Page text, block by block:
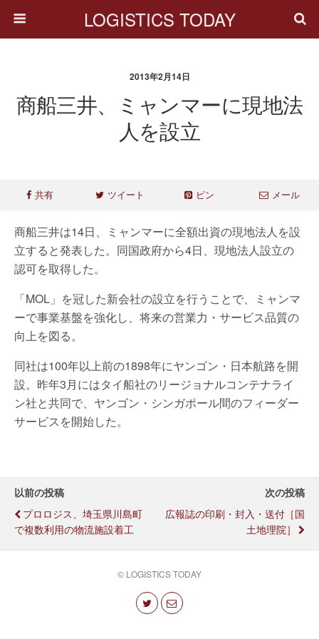
LOGISTICS TODAY
2013年2月14日
商船三井、ミャンマーに現地法
人を設立
共有 ツイート ピン メール
商船三井は14日、ミャンマーに全額出資の現地法人を設
立すると発表した。同国政府から4日、現地法人設立の
認可を取得した。
「MOL」を冠した新会社の設立を行うことで、ミャンマ
ーで事業基盤を強化し、将来の営業力・サービス品質の
向上を図る。
同社は100年以上前の1898年にヤンゴン・日本航路を開
設。昨年3月にはタイ船社のリージョナルコンテナライ
ン社と共同で、ヤンゴン・シンガポール間のフィーダー
サービスを開始した。
以前の投稿
プロロジス、埼玉県川島町
で複数利用の物流施設着工
次の投稿
広報誌の印刷・封入・送付［国
土地理院］
© LOGISTICS TODAY